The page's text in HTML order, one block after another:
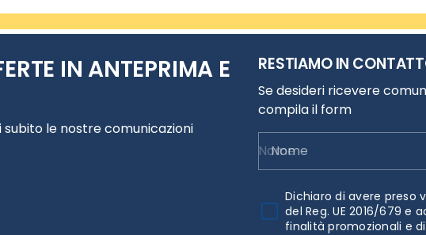
IN ANTEPRIMA E
le nostre comunicazioni
RESTIAMO IN
Se desideri ricevere
compila il form
Nome
Dichiaro di avere preso
del Reg. UE 2016/679
finalità promozionali e